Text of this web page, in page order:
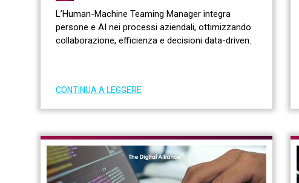
L’Human-Machine Teaming Manager integra
persone e AI nei processi aziendali, ottimizzando
collaborazione, efficienza e decisioni data-driven.
CONTINUA A LEGGERE